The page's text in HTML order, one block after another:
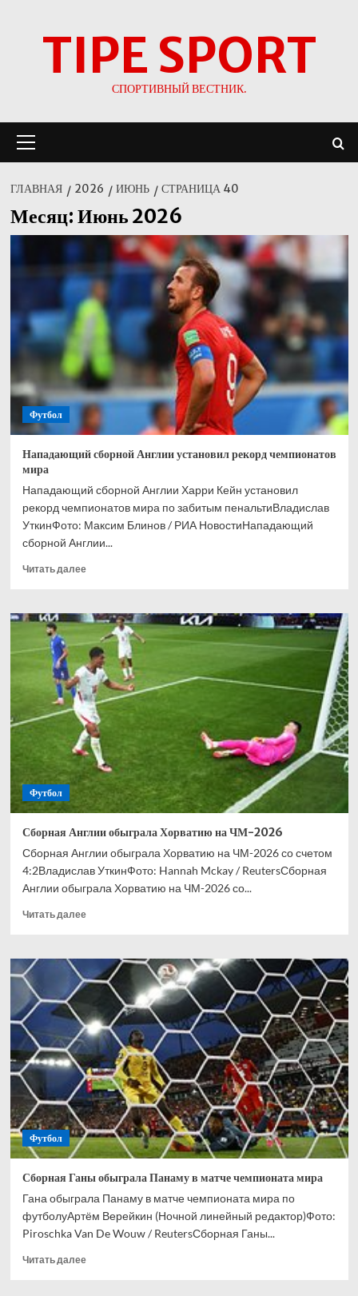
TIPE SPORT
СПОРТИВНЫЙ ВЕСТНИК.
меню
ГЛАВНАЯ 2026 ИЮНЬ СТРАНИЦА 40
Месяц:Июнь 2026
Футбол
Нападающий сборной Англии установил рекорд чемпионатов
мира
Нападающий сборной Англии Харри Кейн установил
рекорд чемпионатов мира по забитым пенальтиВладислав
УткинФото: Максим Блинов / РИА НовостиНападающий
сборной Англии...
Читать далееПрочитать
Нападающий
сборной
Англии
установил
рекорд
чемпионатов
мира
Футбол
Сборная Англии обыграла Хорватию на ЧМ-2026
Сборная Англии обыграла Хорватию на ЧМ-2026 со счетом
4:2Владислав УткинФото: Hannah Mckay / ReutersСборная
Англии обыграла Хорватию на ЧМ-2026 со...
Читать далееПрочитать
Сборная
Англии
обыграла
Хорватию
на
ЧМ-2026
Футбол
Сборная Ганы обыграла Панаму в матче чемпионата мира
Гана обыграла Панаму в матче чемпионата мира по
футболуАртём Верейкин (Ночной линейный редактор)Фото:
Piroschka Van De Wouw / ReutersСборная Ганы...
Читать далееПрочитать